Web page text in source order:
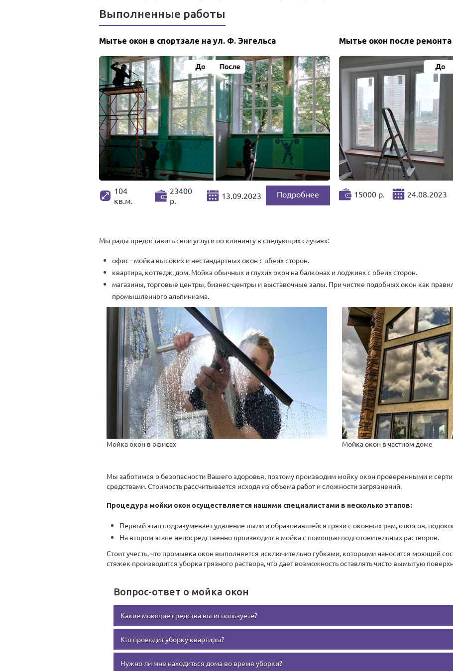
Выполненные работы
Мытье окон в спортзале на ул. Ф. Энгельса
104
кв.м.
23400
р.
13.09.2023 Подробнее
Мытье окон после ремонта
15000 р. 24.08.2023
Мы рады предоставить свои услуги по клинингу в следующих случаях:
офис - мойка высоких и нестандартных окон с обеих сторон.
квартира, коттедж, дом. Мойка обычных и глухих окон на балконах и лоджиях с обеих сторон.
магазины, торговые центры, бизнес-центры и выставочные залы. При чистке подобных окон как
промышленного альпинизма.
Мойка окон в офисах Мойка окон в частном доме
Мы заботимся о безопасности Вашего здоровья, поэтому производим мойку окон проверенными и
средствами. Стоимость рассчитывается исходя из объема работ и сложности загрязнений.
Процедура мойки окон осуществляется нашими специалистами в несколько этапов:
Первый этап подразумевает удаление пыли и образовавшейся грязи с оконных рам, откосов,
На втором этапе непосредственно производится мойка с помощью подготовительных растворов.
Стоит учесть, что промывка окон выполняется исключительно губками, которыми наносится моющий
стяжек производится уборка грязного раствора, что дает возможность оставлять чисто вымытую
Вопрос-ответ о мойка окон
Какие моющие средства вы используете?
Наша компания в своей работе использует только экологически чистые и современные моющие
человека, детей или домашних животных, так как они неаллергичны и не содержат в себе хлора.
Кто проводит уборку квартиры?
В нашу команду входят люди, уже имеющие опыт работы в сфере клининга. Мы отбираем только лучших и
Нужно ли мне находиться дома во время уборки?